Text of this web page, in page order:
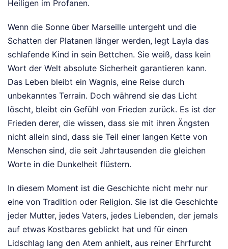
Heiligen im Profanen.
Wenn die Sonne über Marseille untergeht und die
Schatten der Platanen länger werden, legt Layla das
schlafende Kind in sein Bettchen. Sie weiß, dass kein
Wort der Welt absolute Sicherheit garantieren kann.
Das Leben bleibt ein Wagnis, eine Reise durch
unbekanntes Terrain. Doch während sie das Licht
löscht, bleibt ein Gefühl von Frieden zurück. Es ist der
Frieden derer, die wissen, dass sie mit ihren Ängsten
nicht allein sind, dass sie Teil einer langen Kette von
Menschen sind, die seit Jahrtausenden die gleichen
Worte in die Dunkelheit flüstern.
In diesem Moment ist die Geschichte nicht mehr nur
eine von Tradition oder Religion. Sie ist die Geschichte
jeder Mutter, jedes Vaters, jedes Liebenden, der jemals
auf etwas Kostbares geblickt hat und für einen
Lidschlag lang den Atem anhielt, aus reiner Ehrfurcht